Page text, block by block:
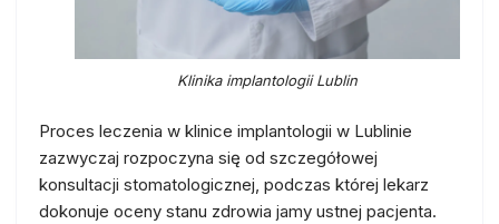
Klinika implantologii Lublin
Proces leczenia w klinice implantologii w Lublinie
zazwyczaj rozpoczyna się od szczegółowej
konsultacji stomatologicznej, podczas której lekarz
dokonuje oceny stanu zdrowia jamy ustnej pacjenta.